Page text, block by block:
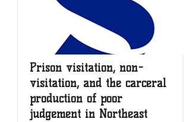
Prison visitation, non-
visitation, and the carceral
production of poor
judgement in Northeast